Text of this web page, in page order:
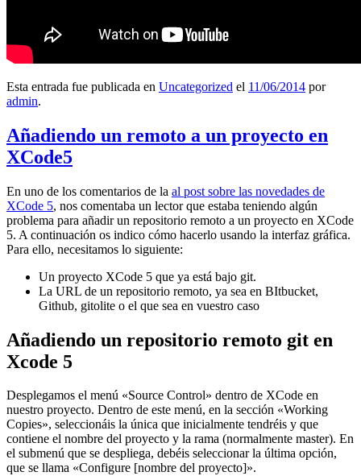
Esta entrada fue publicada en Uncategorized el 11/06/2014 por
admin.
Añadiendo un remoto a un proyecto en
XCode5
En uno de los comentarios de la al post sobre las novedades de
XCode 5, nos comentaba un lector que estaba teniendo algún
problema para añadir un repositorio remoto a un proyecto en XCode
5. A continuación os indico cómo hacerlo usando la interfaz gráfica.
Para ello, necesitamos lo siguiente:
Un proyecto XCode 5 que ya está bajo git.
La URL de un repositorio remoto, ya sea en BItbucket,
Github, gitolite o el que sea en vuestro caso
Añadiendo un repositorio remoto git en
Xcode 5
Desplegamos el menú «Source Control» dentro de XCode en
nuestro proyecto. Dentro de este menú, en la sección «Working
Copies», seleccionáis la única que inicialmente tendréis y que
contiene el nombre del proyecto y la rama (normalmente master). En
el submenú que se despliega, debéis seleccionar la última opción,
que se llama «Configure [nombre del proyecto]».